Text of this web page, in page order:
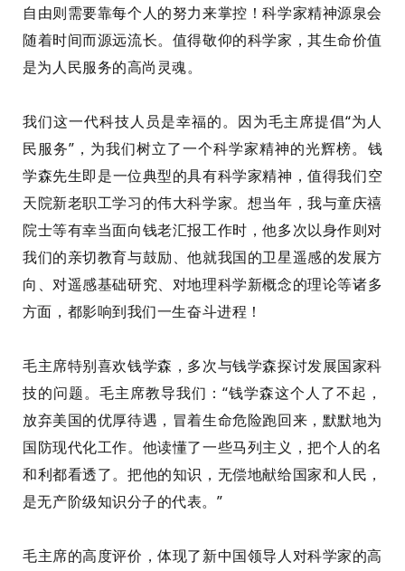
自由则需要靠每个人的努力来掌控！科学家精神源泉会
随着时间而源远流长。 值得敬仰的科学家 ，其生命价值
是为人民服务的高尚灵魂。
我们这一代科技人员是幸福的。因为毛主席提倡“为人
民服务” ， 为我们树立了一个科学家精神的光辉榜。 钱
学森先生即是一位典型的具有科学家精神，值得我们空
天院新老职工学习的伟大科学家。想当年，我与童庆禧
院士等有幸当面向钱老汇报工作时 ，他多次以身作则对
我们的亲切教育与鼓励、他就我国的卫星遥感的发展方
向、对遥感基础研究、对地理科学新概念的理论等诸多
方面 ，都影响到我们一生奋斗进程！
毛主席特别喜欢钱学森，多次与钱学森探讨发展国家科
技的问题。毛主席教导我们：“钱学森这个人了不起，
放弃美国的优厚待遇，冒着生命危险跑回来，默默地为
国防现代化工作。他读懂了一些马列主义，把个人的名
和利都看透了。把他的知识，无偿地献给国家和人民，
是无产阶级知识分子的代表。”
毛主席的高度评价，体现了新中国领导人对科学家的高